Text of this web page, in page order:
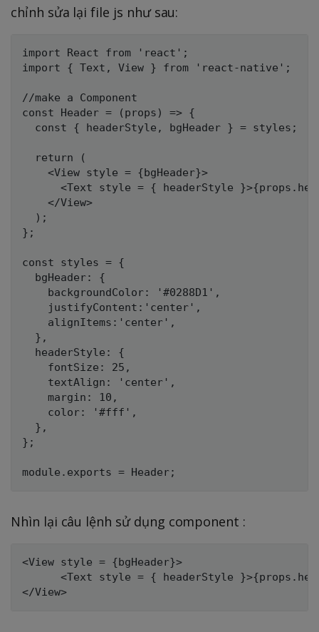
chỉnh sửa lại file js như sau:
import React from 'react';
import { Text, View } from 'react-native';
//make a Component
const Header = (props) => {
  const { headerStyle, bgHeader } = styles;
  return (
    <View style = {bgHeader}>
<Text style = { headerStyle
    </View>
  );
};
const styles = {
  bgHeader: {
    backgroundColor: '#0288D1',
    justifyContent:'center',
    alignItems:'center',
  },
  headerStyle: {
    fontSize: 25,
    textAlign: 'center',
    margin: 10,
    color: '#fff',
  },
};
Nhìn lại câu lệnh sử dụng component :
<View style = {bgHeader}>
<Text style = { headerStyle